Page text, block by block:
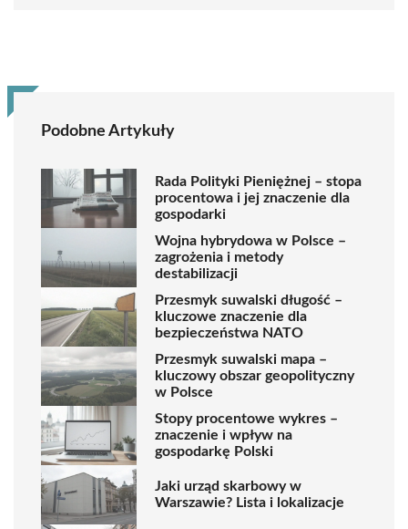
Podobne Artykuły
Rada Polityki Pieniężnej – stopa
procentowa i jej znaczenie dla
gospodarki
Wojna hybrydowa w Polsce –
zagrożenia i metody
destabilizacji
Przesmyk suwalski długość –
kluczowe znaczenie dla
bezpieczeństwa NATO
Przesmyk suwalski mapa –
kluczowy obszar geopolityczny
w Polsce
Stopy procentowe wykres –
znaczenie i wpływ na
gospodarkę Polski
Jaki urząd skarbowy w
Warszawie? Lista i lokalizacje